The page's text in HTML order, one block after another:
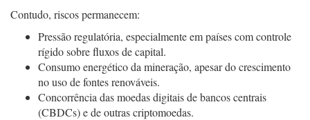
Contudo, riscos permanecem:
Pressão regulatória, especialmente em países com controle
rígido sobre fluxos de capital.
Consumo energético da mineração, apesar do crescimento
no uso de fontes renováveis.
Concorrência das moedas digitais de bancos centrais
(CBDCs) e de outras criptomoedas.